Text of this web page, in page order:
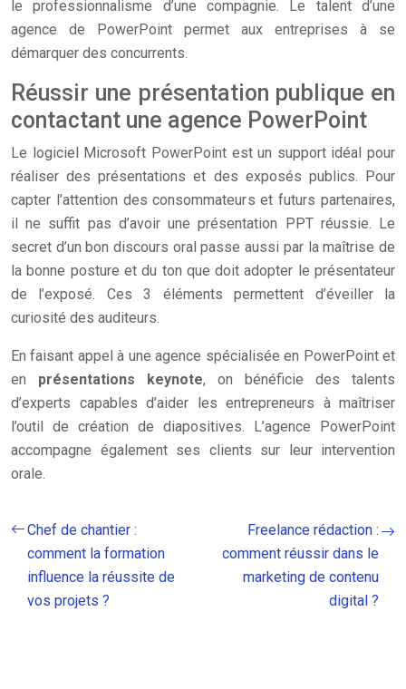
le professionnalisme d’une compagnie. Le talent d’une
agence de PowerPoint permet aux entreprises à se
démarquer des concurrents.
Réussir une présentation publique en
contactant une agence PowerPoint
Le logiciel Microsoft PowerPoint est un support idéal pour
réaliser des présentations et des exposés publics. Pour
capter l’attention des consommateurs et futurs partenaires,
il ne suffit pas d’avoir une présentation PPT réussie. Le
secret d’un bon discours oral passe aussi par la maîtrise de
la bonne posture et du ton que doit adopter le présentateur
de l’exposé. Ces 3 éléments permettent d’éveiller la
curiosité des auditeurs.
En faisant appel à une agence spécialisée en PowerPoint et
en présentations keynote, on bénéficie des talents
d’experts capables d’aider les entrepreneurs à maîtriser
l’outil de création de diapositives. L’agence PowerPoint
accompagne également ses clients sur leur intervention
orale.
Chef de chantier :
comment la formation
influence la réussite de
vos projets ?
Freelance rédaction :
comment réussir dans le
marketing de contenu
digital ?